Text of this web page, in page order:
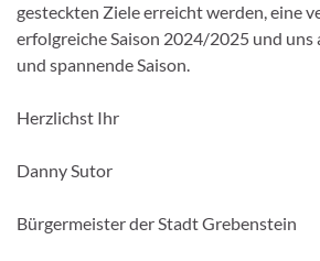
gesteckten Ziele erreicht werden, eine
erfolgreiche Saison 2024/2025 und uns
und spannende Saison.
Herzlichst Ihr
Danny Sutor
Bürgermeister der Stadt Grebenstein